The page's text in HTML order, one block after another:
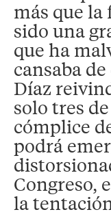
más que la
sido una
que ha
cansaba
Díaz
solo tres
cómplice
podrá
Congreso,
la